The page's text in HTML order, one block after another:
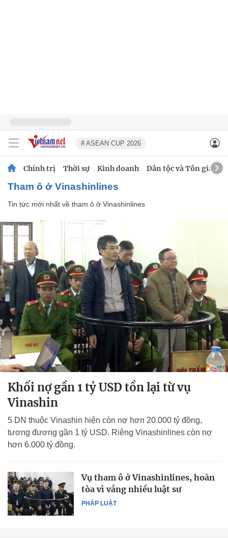
# ASEAN CUP 2026
Chính trị Thời sự Kinh doanh Dân tộc và Tôn giáo
tham ô ở Vinashinlines
Tin tức mới nhất về tham ô ở Vinashinlines
Khối nợ gần 1 tỷ USD tồn lại từ vụ
Vinashin
5 DN thuộc Vinashin hiện còn nợ hơn 20.000 tỷ đồng,
tương đương gần 1 tỷ USD. Riêng Vinashinlines còn nợ
hơn 6.000 tỷ đồng.
PHÁP LUẬT
Vụ tham ô ở Vinashinlines, hoãn
tòa vì vắng nhiều luật sư